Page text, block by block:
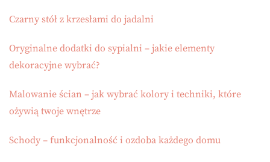
Czarny stół z krzesłami do jadalni
Oryginalne dodatki do sypialni – jakie elementy
dekoracyjne wybrać?
Malowanie ścian – jak wybrać kolory i techniki, które
ożywią twoje wnętrze
Schody – funkcjonalność i ozdoba każdego domu